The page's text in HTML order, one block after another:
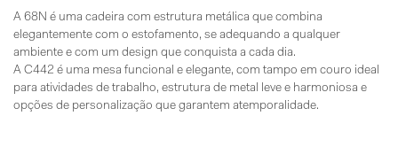
A 68N é uma cadeira com estrutura metálica que combina
elegantemente com o estofamento, se adequando a qualquer
ambiente e com um design que conquista a cada dia.
A C442 é uma mesa funcional e elegante, com tampo em couro ideal
para atividades de trabalho, estrutura de metal leve e harmoniosa e
opções de personalização que garantem atemporalidade.